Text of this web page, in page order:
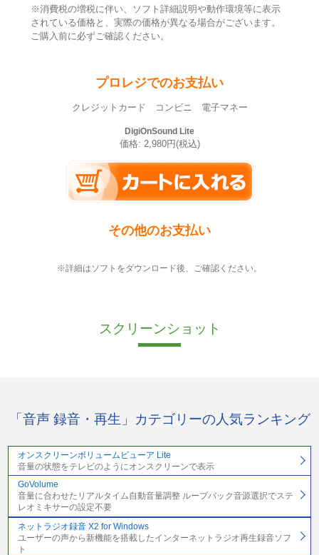
※消費税の増税に伴い、ソフト詳細説明や動作環境等に表示
されている価格と、実際の価格が異なる場合がございます。
ご購入前に必ずご確認ください。
プロレジでのお支払い
クレジットカード コンビニ 電子マネー
DigiOnSound Lite
価格: 2,980円(税込)
その他のお支払い
※詳細はソフトをダウンロード後、ご確認ください。
スクリーンショット
「音声 録音・再生」カテゴリーの人気ランキング
オンスクリーンボリュームビューア Lite
音量の状態をテレビのようにオンスクリーンで表示
GoVolume
音量に合わせたリアルタイム自動音量調整 ループバック音源選択でステ
レオミキサーの設定不要
ネットラジオ録音 X2 for Windows
ユーザーの声から新機能を搭載したインターネットラジオ再生録音ソフ
ト